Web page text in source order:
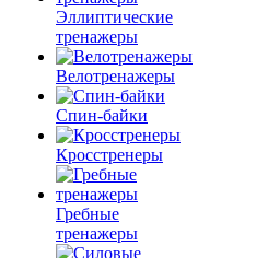
Эллиптические
тренажеры
Велотренажеры
Спин-байки
Кросстренеры
Гребные
тренажеры